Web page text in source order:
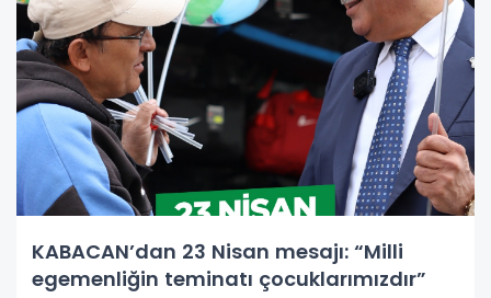
KABACAN’dan 23 Nisan mesajı: “Milli
egemenliğin teminatı çocuklarımızdır”